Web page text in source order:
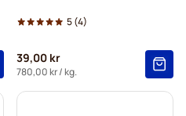
5(4)
39,00 kr
780,00 kr/ kg.